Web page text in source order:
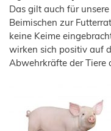
Das gilt auch für unsere
Beimischen zur
keine Keime
wirken sich positiv auf
Abwehrkräfte der Tiere